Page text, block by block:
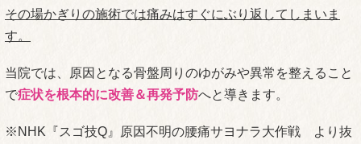
その場かぎりの施術では痛みはすぐにぶり返してしまいま
す。
当院では、原因となる骨盤周りのゆがみや異常を整えること
で症状を根本的に改善＆再発予防へと導きます。
※NHK『スゴ技Q』原因不明の腰痛サヨナラ大作戦 より抜